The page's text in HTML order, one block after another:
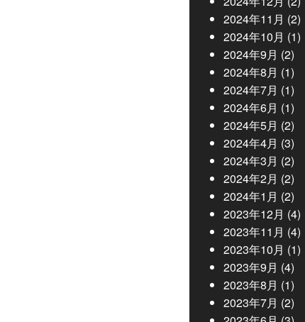
2024年11月 (2)
2024年10月 (1)
2024年9月 (2)
2024年8月 (1)
2024年7月 (1)
2024年6月 (1)
2024年5月 (2)
2024年4月 (3)
2024年3月 (2)
2024年2月 (2)
2024年1月 (2)
2023年12月 (4)
2023年11月 (4)
2023年10月 (1)
2023年9月 (4)
2023年8月 (1)
2023年7月 (2)